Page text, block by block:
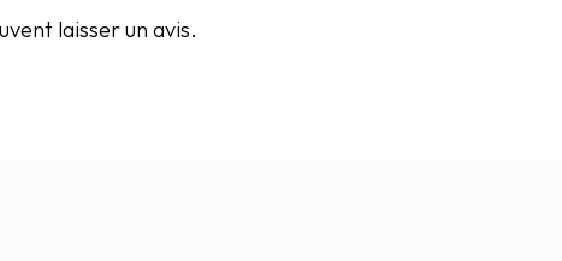
laisser un avis.